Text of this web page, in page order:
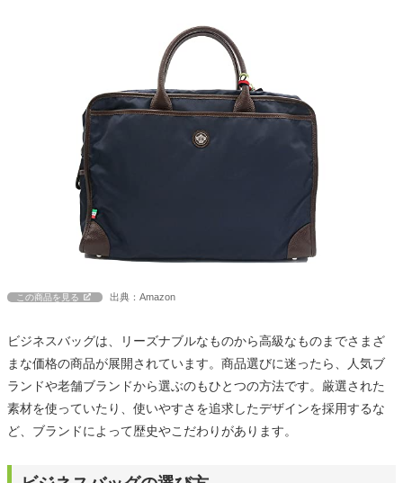
この商品を見る 出典：Amazon
ビジネスバッグは、リーズナブルなものから高級なものまでさまざ
まな価格の商品が展開されています。商品選びに迷ったら、人気ブ
ランドや老舗ブランドから選ぶのもひとつの方法です。厳選された
素材を使っていたり、使いやすさを追求したデザインを採用するな
ど、ブランドによって歴史やこだわりがあります。